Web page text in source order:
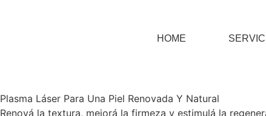
HOME
Plasma Láser Para Una Piel Renovada Y Natural
Renová la textura, mejorá la firmeza y estimulá la